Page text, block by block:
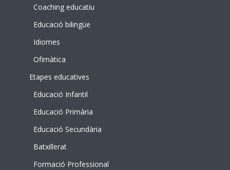
Coaching educatiu
Educació bilingüe
Idiomes
Ofimàtica
Etapes educatives
Educació Infantil
Educació Primària
Educació Secundària
Batxillerat
Formació Professional